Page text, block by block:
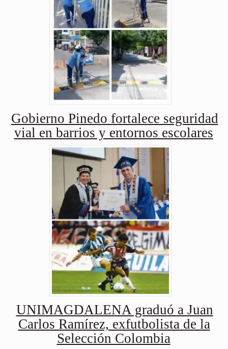
Gobierno Pinedo fortalece seguridad
vial en barrios y entornos escolares
UNIMAGDALENA graduó a Juan
Carlos Ramírez, exfutbolista de la
Selección Colombia